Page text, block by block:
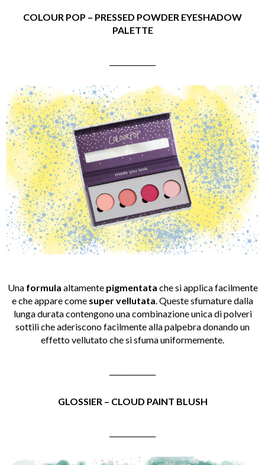
COLOUR POP – PRESSED POWDER EYESHADOW
PALETTE
Una formula altamente pigmentata che si applica facilmente
e che appare come super vellutata. Queste sfumature dalla
lunga durata contengono una combinazione unica di polveri
sottili che aderiscono facilmente alla palpebra donando un
effetto vellutato che si sfuma uniformemente.
GLOSSIER – CLOUD PAINT BLUSH